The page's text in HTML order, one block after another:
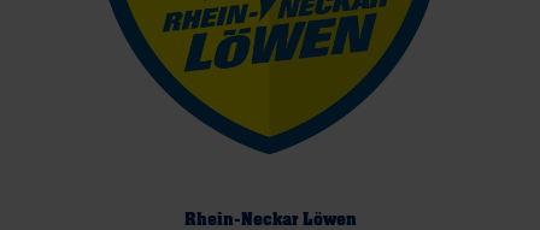
Rhein-Neckar Löwen